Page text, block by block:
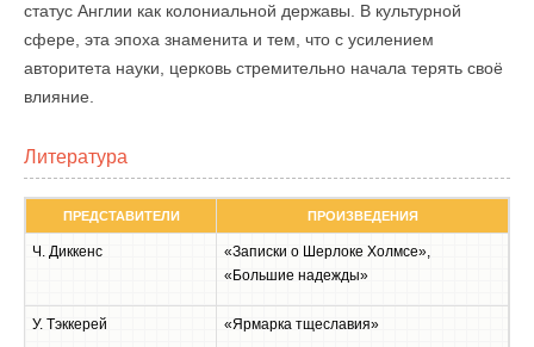
статус Англии как колониальной державы. В культурной
сфере, эта эпоха знаменита и тем, что с усилением
авторитета науки, церковь стремительно начала терять своё
влияние.
Литература
ПРЕДСТАВИТЕЛИ ПРОИЗВЕДЕНИЯ
Ч. Диккенс
«Записки о Шерлоке Холмсе»,
«Большие надежды»
У. Тэккерей «Ярмарка тщеславия»